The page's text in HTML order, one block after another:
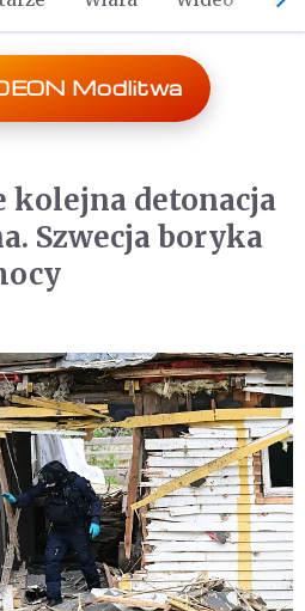
Modlitwa
kolejna detonacja
Szwecja boryka